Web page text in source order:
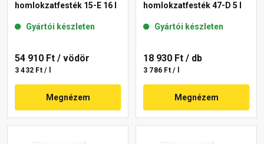
homlokzatfesték 15-E 16 l
Gyártói készleten
54 910 Ft / vödör
3 432 Ft / l
Megnézem
homlokzatfesték 47-D 5 l
Gyártói készleten
18 930 Ft / db
3 786 Ft / l
Megnézem